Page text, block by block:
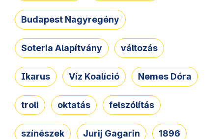
Budapest Nagyregény
Soteria Alapítvány változás
Ikarus Víz Koalíció Nemes Dóra
troli oktatás felszólítás
színészek Jurij Gagarin 1896